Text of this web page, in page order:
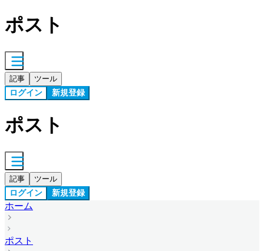
ポスト
記事 ツール
ログイン 新規登録
ポスト
記事 ツール
ログイン 新規登録
ホーム
ポスト